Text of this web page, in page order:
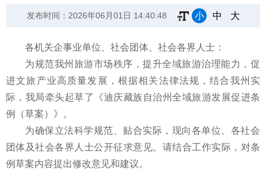
发布时间：2026年06月01日 14:40:48 小 中 大
各机关企事业单位、社会团体、社会各界人士：
为规范我州旅游市场秩序，提升全域旅游治理能力，促
进文旅产业高质量发展，根据相关法律法规，结合我州实
际，我局牵头起草了《迪庆藏族自治州全域旅游发展促进条
例（草案）》。
为确保立法科学规范、贴合实际，现向各单位、各社会
团体及社会各界人士公开征求意见。请结合工作实际，对条
例草案内容提出修改意见和建议。